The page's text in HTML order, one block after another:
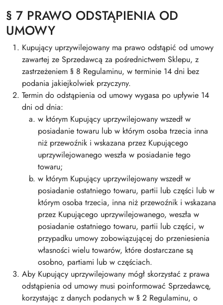
§ 7 PRAWO ODSTĄPIENIA OD
UMOWY
Kupujący uprzywilejowany ma prawo odstąpić od umowy
zawartej ze Sprzedawcą za pośrednictwem Sklepu, z
zastrzeżeniem § 8 Regulaminu, w terminie 14 dni bez
podania jakiejkolwiek przyczyny.
Termin do odstąpienia od umowy wygasa po upływie 14
dni od dnia:
w którym Kupujący uprzywilejowany wszedł w
posiadanie towaru lub w którym osoba trzecia inna
niż przewoźnik i wskazana przez Kupującego
uprzywilejowanego weszła w posiadanie tego
towaru;
w którym Kupujący uprzywilejowany wszedł w
posiadanie ostatniego towaru, partii lub części lub w
którym osoba trzecia, inna niż przewoźnik i wskazana
przez Kupującego uprzywilejowanego, weszła w
posiadanie ostatniego towaru, partii lub części, w
przypadku umowy zobowiązującej do przeniesienia
własności wielu towarów, które dostarczane są
osobno, partiami lub w częściach.
Aby Kupujący uprzywilejowany mógł skorzystać z prawa
odstąpienia od umowy musi poinformować Sprzedawcę,
korzystając z danych podanych w § 2 Regulaminu, o